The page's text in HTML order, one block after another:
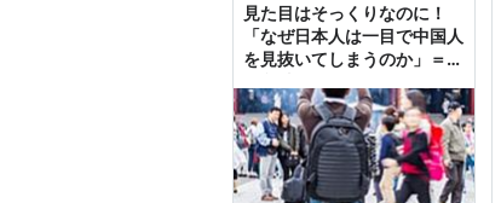
見た目はそっくりなのに！
「なぜ日本人は一目で中国人
を見抜いてしまうのか」＝中
いだからあれで表現できる程
度には違いがあるよね」「見
た目の問題じゃないからや
ろ」など感想ツイート